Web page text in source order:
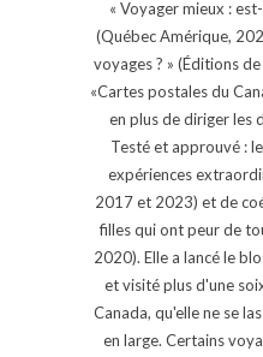
« Voyager mieux :
(Québec Amérique,
voyages ? » (Éditions
«Cartes postales du
en plus de diriger les
Testé et approuvé :
expériences
2017 et 2023) et de
filles qui ont peur de
2020). Elle a lancé le
et visité plus d'une
Canada, qu'elle ne se
en large. Certains